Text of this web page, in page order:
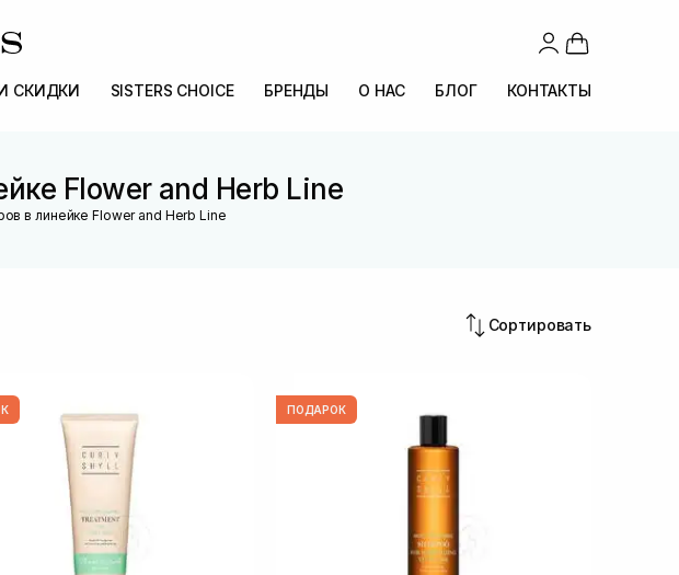
СКИДКИ SISTERS CHOICE БРЕНДЫ О НАС БЛОГ КОНТАКТЫ
Flower and Herb Line
в линейке Flower and Herb Line
Сортировать
ПОДАРОК